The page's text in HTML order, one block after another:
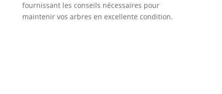
fournissant les conseils nécessaires pour
maintenir vos arbres en excellente condition.